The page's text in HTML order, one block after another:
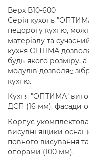
Верх В10-600
Серія кухонь
недорогу кухню,
матеріалу та
кухня ОПТІМА
будь-якого розміру,
модулів дозволяє
кухню.
Кухня "ОПТИМА"
ДСП (16 мм), фасади
Корпус
висувні ящики
повного висування
опорами (100 мм).